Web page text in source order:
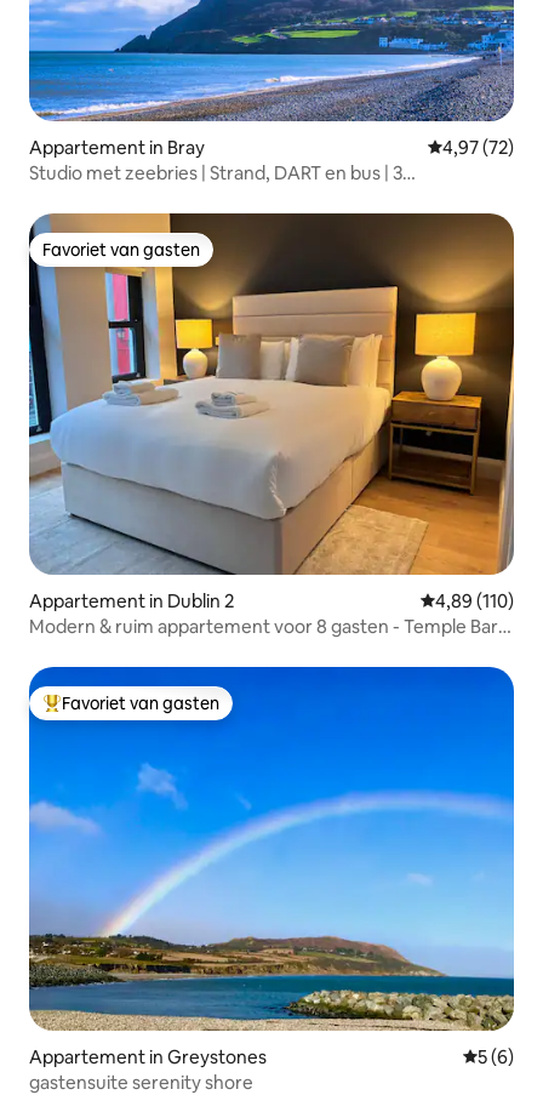
Appartement in Bray Gemiddelde
4,97 (72)
Studio met zeebries | Strand, DART en bus | 3
Favoriet van gasten
Favoriet van gasten
Appartement in Dublin 2 Gemiddelde
4,89 (110)
Modern & ruim appartement voor 8 gasten - Temple Bar
Topfavoriet van gasten
Favoriet van gasten
Appartement in Greystones
5 (6)
gastensuite serenity shore